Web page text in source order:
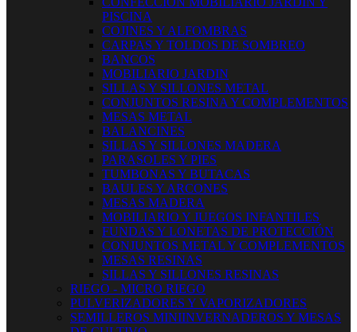
PISCINA
COJINES Y ALFOMBRAS
CARPAS Y TOLDOS DE SOMBREO
BANCOS
MOBILIARIO JARDIN
SILLAS Y SILLONES METAL
CONJUNTOS RESINA Y COMPLEMENTOS
MESAS METAL
BALANCINES
SILLAS Y SILLONES MADERA
PARASOLES Y PIES
TUMBONAS Y BUTACAS
BAULES Y ARCONES
MESAS MADERA
MOBILIARIO Y JUEGOS INFANTILES
FUNDAS Y LONETAS DE PROTECCIÓN
CONJUNTOS METAL Y COMPLEMENTOS
MESAS RESINAS
SILLAS Y SILLONES RESINAS
RIEGO - MICRO RIEGO
PULVERIZADORES Y VAPORIZADORES
SEMILLEROS MINIINVERNADEROS Y MESAS